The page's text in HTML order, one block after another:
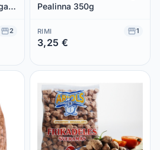
2
Pealinna 350g
RIMI 1
3,25 €